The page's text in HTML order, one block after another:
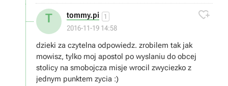
zyskuje a religia przeciwnika spada. Jak przegrasz
to odwrotnie. ;)
T tommy.pi 1
2016-11-19 14:58

dzieki za czytelna odpowiedz. zrobilem tak jak
mowisz, tylko moj apostol po wyslaniu do obcej
stolicy na smobojcza misje wrocil zwyciezko z
jednym punktem zycia :)